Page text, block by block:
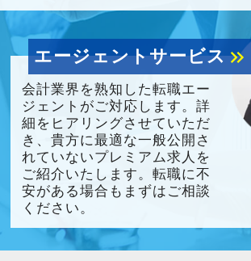
エージェントサービスkeyboard_double_arrow_right
会計業界を熟知した転職エー
ジェントがご対応します。詳
細をヒアリングさせていただ
き、貴方に最適な一般公開さ
れていないプレミアム求人を
ご紹介いたします。転職に不
安がある場合もまずはご相談
ください。